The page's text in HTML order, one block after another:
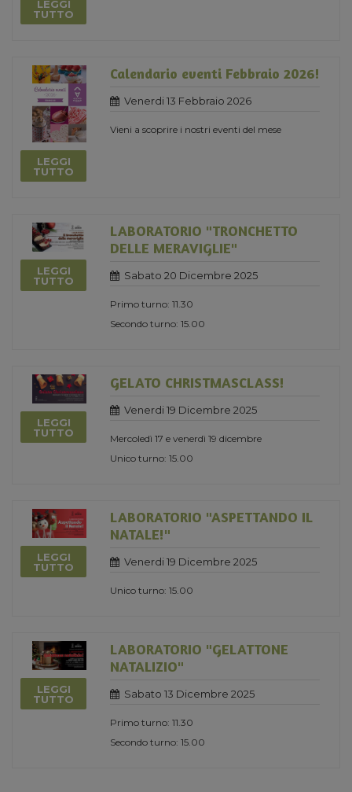
LEGGI
TUTTO
LEGGI
TUTTO
Calendario eventi Febbraio 2026!
Venerdi 13 Febbraio 2026
Vieni a scoprire i nostri eventi del mese
LEGGI
TUTTO
LABORATORIO "TRONCHETTO
DELLE MERAVIGLIE"
Sabato 20 Dicembre 2025
Primo turno: 11.30
Secondo turno: 15.00
LEGGI
TUTTO
GELATO CHRISTMASCLASS!
Venerdi 19 Dicembre 2025
Mercoledì 17 e venerdì 19 dicembre
Unico turno: 15.00
LEGGI
TUTTO
LABORATORIO "ASPETTANDO IL
NATALE!"
Venerdi 19 Dicembre 2025
Unico turno: 15.00
LEGGI
TUTTO
LABORATORIO "GELATTONE
NATALIZIO"
Sabato 13 Dicembre 2025
Primo turno: 11.30
Secondo turno: 15.00